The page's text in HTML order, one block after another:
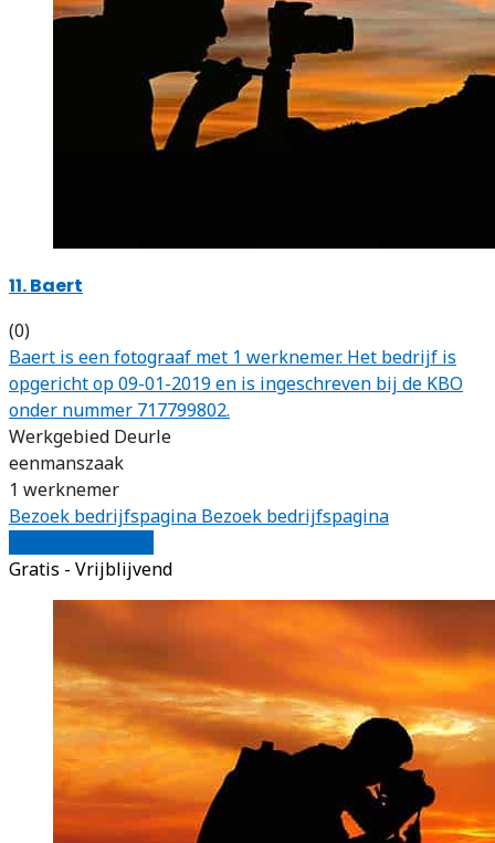
11. Baert
(0)
Baert is een fotograaf met 1 werknemer. Het bedrijf is
opgericht op 09-01-2019 en is ingeschreven bij de KBO
onder nummer 717799802.
Werkgebied Deurle
eenmanszaak
1 werknemer
Bezoek bedrijfspagina Bezoek bedrijfspagina
Gratis - Vrijblijvend